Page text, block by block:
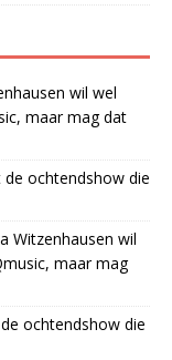
wil wel
maar mag dat
ochtendshow die
Witzenhausen wil
maar mag
ochtendshow die